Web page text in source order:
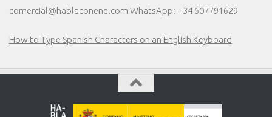
comercial@hablaconene.com WhatsApp: +34 607791629
How to Type Spanish Characters on an English Keyboard